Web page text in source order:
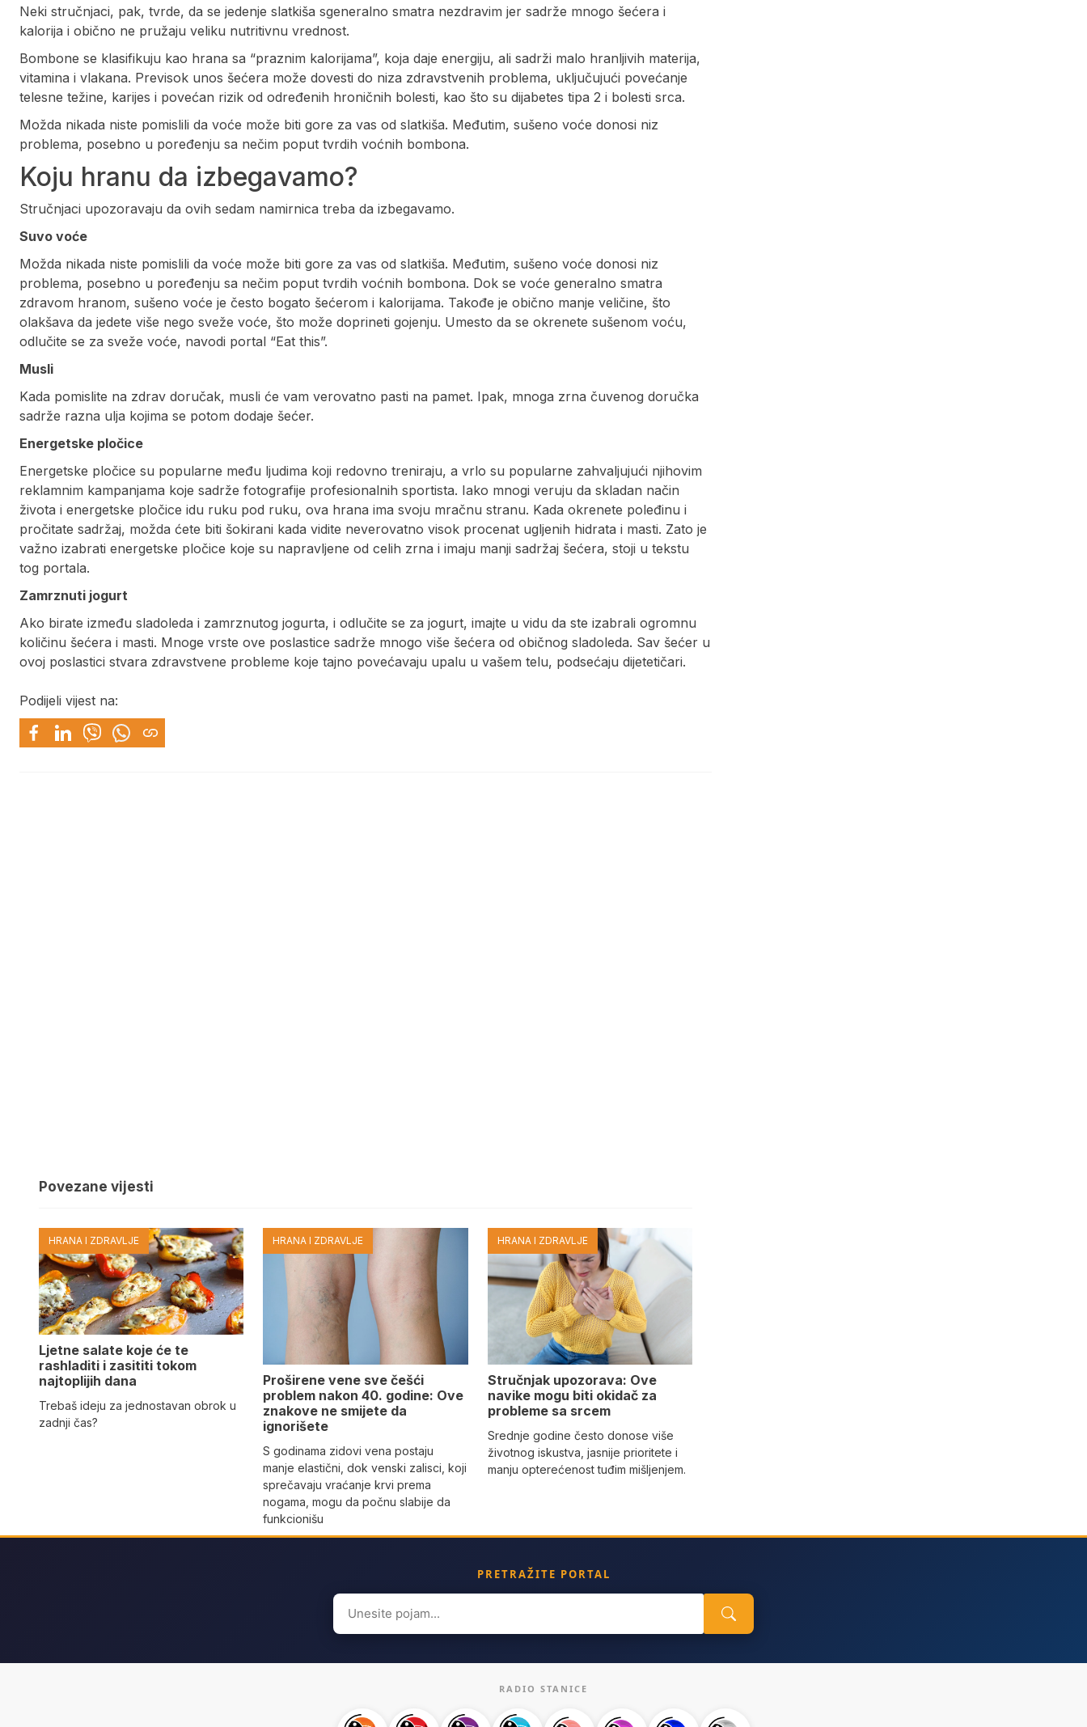
Neki stručnjaci, pak, tvrde, da se jedenje slatkiša sgeneralno smatra nezdravim jer sadrže mnogo šećera i
kalorija i obično ne pružaju veliku nutritivnu vrednost.
Bombone se klasifikuju kao hrana sa “praznim kalorijama”, koja daje energiju, ali sadrži malo hranljivih materija,
vitamina i vlakana. Previsok unos šećera može dovesti do niza zdravstvenih problema, uključujući povećanje
telesne težine, karijes i povećan rizik od određenih hroničnih bolesti, kao što su dijabetes tipa 2 i bolesti srca.
Možda nikada niste pomislili da voće može biti gore za vas od slatkiša. Međutim, sušeno voće donosi niz
problema, posebno u poređenju sa nečim poput tvrdih voćnih bombona.
Koju hranu da izbegavamo?
Stručnjaci upozoravaju da ovih sedam namirnica treba da izbegavamo.
Suvo voće
Možda nikada niste pomislili da voće može biti gore za vas od slatkiša. Međutim, sušeno voće donosi niz
problema, posebno u poređenju sa nečim poput tvrdih voćnih bombona. Dok se voće generalno smatra
zdravom hranom, sušeno voće je često bogato šećerom i kalorijama. Takođe je obično manje veličine, što
olakšava da jedete više nego sveže voće, što može doprineti gojenju. Umesto da se okrenete sušenom voću,
odlučite se za sveže voće, navodi portal “Eat this”.
Musli
Kada pomislite na zdrav doručak, musli će vam verovatno pasti na pamet. Ipak, mnoga zrna čuvenog doručka
sadrže razna ulja kojima se potom dodaje šećer.
Energetske pločice
Energetske pločice su popularne među ljudima koji redovno treniraju, a vrlo su popularne zahvaljujući njihovim
reklamnim kampanjama koje sadrže fotografije profesionalnih sportista. Iako mnogi veruju da skladan način
života i energetske pločice idu ruku pod ruku, ova hrana ima svoju mračnu stranu. Kada okrenete poleđinu i
pročitate sadržaj, možda ćete biti šokirani kada vidite neverovatno visok procenat ugljenih hidrata i masti. Zato je
važno izabrati energetske pločice koje su napravljene od celih zrna i imaju manji sadržaj šećera, stoji u tekstu
tog portala.
Zamrznuti jogurt
Ako birate između sladoleda i zamrznutog jogurta, i odlučite se za jogurt, imajte u vidu da ste izabrali ogromnu
količinu šećera i masti. Mnoge vrste ove poslastice sadrže mnogo više šećera od običnog sladoleda. Sav šećer u
ovoj poslastici stvara zdravstvene probleme koje tajno povećavaju upalu u vašem telu, podsećaju dijetetičari.
Podijeli vijest na:
Povezane vijesti
HRANA I ZDRAVLJE
Ljetne salate koje će te
rashladiti i zasititi tokom
najtoplijih dana
Trebaš ideju za jednostavan obrok u
zadnji čas?
HRANA I ZDRAVLJE
Proširene vene sve češći
problem nakon 40. godine: Ove
znakove ne smijete da
ignorišete
S godinama zidovi vena postaju
manje elastični, dok venski zalisci, koji
sprečavaju vraćanje krvi prema
nogama, mogu da počnu slabije da
funkcionišu
HRANA I ZDRAVLJE
Stručnjak upozorava: Ove
navike mogu biti okidač za
probleme sa srcem
Srednje godine često donose više
životnog iskustva, jasnije prioritete i
manju opterećenost tuđim mišljenjem.
PRETRAŽITE PORTAL
Search
for:
RADIO STANICE